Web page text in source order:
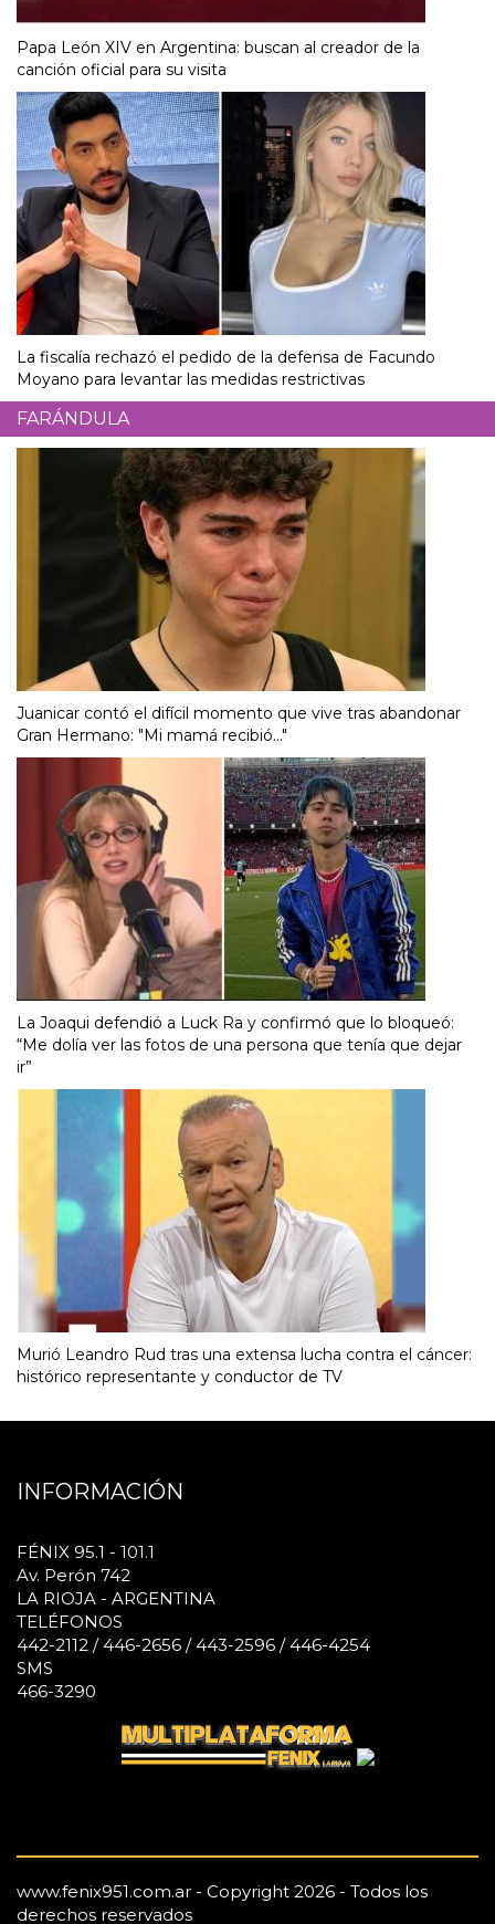
Papa León XIV en Argentina: buscan al creador de la
canción oficial para su visita
La fiscalía rechazó el pedido de la defensa de Facundo
Moyano para levantar las medidas restrictivas
FARÁNDULA
Juanicar contó el difícil momento que vive tras abandonar
Gran Hermano: "Mi mamá recibió..."
La Joaqui defendió a Luck Ra y confirmó que lo bloqueó:
“Me dolía ver las fotos de una persona que tenía que dejar
ir”
Murió Leandro Rud tras una extensa lucha contra el cáncer:
histórico representante y conductor de TV
INFORMACIÓN
FÉNIX 95.1 - 101.1
Av. Perón 742
LA RIOJA - ARGENTINA
TELÉFONOS
442-2112 / 446-2656 / 443-2596 / 446-4254
SMS
466-3290
www.fenix951.com.ar - Copyright 2026 - Todos los
derechos reservados